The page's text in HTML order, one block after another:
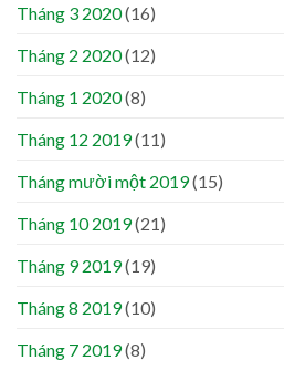
Tháng 3 2020(16)
Tháng 2 2020(12)
Tháng 1 2020(8)
Tháng 12 2019(11)
Tháng mười một 2019(15)
Tháng 10 2019(21)
Tháng 9 2019(19)
Tháng 8 2019(10)
Tháng 7 2019(8)